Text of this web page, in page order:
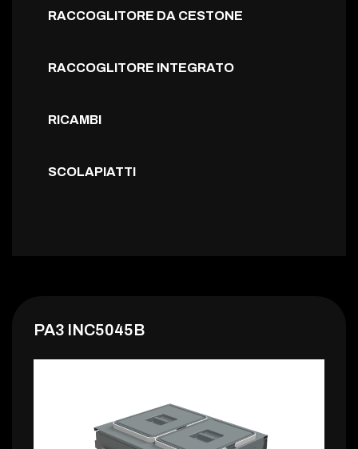
RACCOGLITORE DA CESTONE
RACCOGLITORE INTEGRATO
RICAMBI
SCOLAPIATTI
PA3 INC5045B